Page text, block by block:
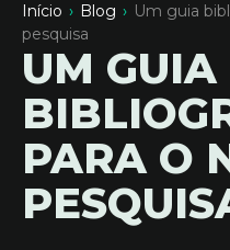
Início › Blog › Um guia
pesquisa
UM GUIA
PARA O